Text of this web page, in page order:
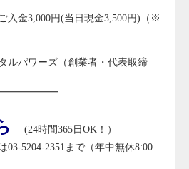
入金3,000円(当日現金3,500円)（※
ルパワーズ（創業者・代表取締
(24時間365日OK！）
03-5204-2351まで（年中無休8:00